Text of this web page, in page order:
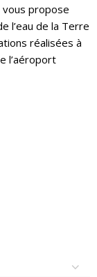
propose
l’eau de la Terre
réalisées à
l’aéroport